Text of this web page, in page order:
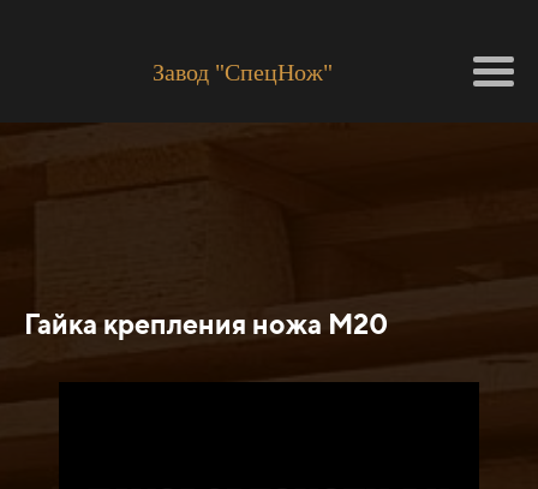
Завод "СпецНож"
Гайка крепления ножа М20